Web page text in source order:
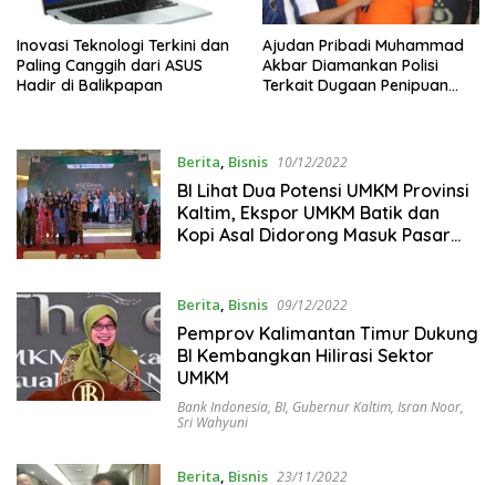
Inovasi Teknologi Terkini dan
Paling Canggih dari ASUS
Hadir di Balikpapan
Ajudan Pribadi Muhammad
Akbar Diamankan Polisi
Terkait Dugaan Penipuan
Berita, Bisnis 10/12/2022
BI Lihat Dua Potensi UMKM Provinsi
Kaltim, Ekspor UMKM Batik dan
Kopi Asal Didorong Masuk Pasar
Berita, Bisnis 09/12/2022
Pemprov Kalimantan Timur Dukung
BI Kembangkan Hilirasi Sektor
UMKM
Bank Indonesia, BI, Gubernur Kaltim, Isran Noor,
Sri Wahyuni
Berita, Bisnis 23/11/2022